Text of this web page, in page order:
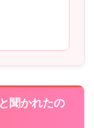
聞かれたの